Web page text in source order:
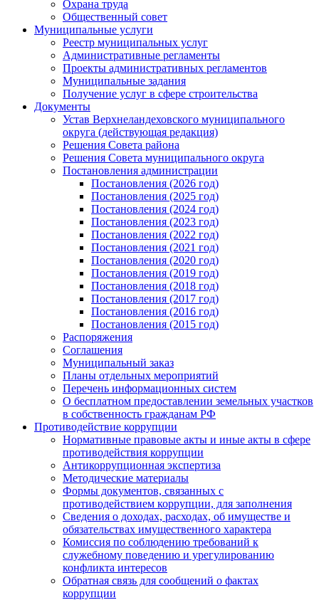
Охрана труда
Общественный совет
Муниципальные услуги
Реестр муниципальных услуг
Административные регламенты
Проекты административных регламентов
Муниципальные задания
Получение услуг в сфере строительства
Документы
Устав Верхнеландеховского муниципального
округа (действующая редакция)
Решения Совета района
Решения Совета муниципального округа
Постановления администрации
Постановления (2026 год)
Постановления (2025 год)
Постановления (2024 год)
Постановления (2023 год)
Постановления (2022 год)
Постановления (2021 год)
Постановления (2020 год)
Постановления (2019 год)
Постановления (2018 год)
Постановления (2017 год)
Постановления (2016 год)
Постановления (2015 год)
Распоряжения
Соглашения
Муниципальный заказ
Планы отдельных мероприятий
Перечень информационных систем
О бесплатном предоставлении земельных участков
в собственность гражданам РФ
Противодействие коррупции
Нормативные правовые акты и иные акты в сфере
противодействия коррупции
Антикоррупционная экспертиза
Методические материалы
Формы документов, связанных с
противодействием коррупции, для заполнения
Сведения о доходах, расходах, об имуществе и
обязательствах имущественного характера
Комиссия по соблюдению требований к
служебному поведению и урегулированию
конфликта интересов
Обратная связь для сообщений о фактах
коррупции